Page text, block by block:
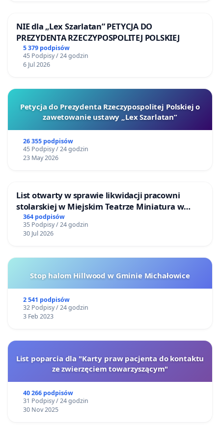
NIE dla „Lex Szarlatan” PETYCJA DO
PREZYDENTA RZECZYPOSPOLITEJ POLSKIEJ
5 379 podpisów
45 Podpisy / 24 godzin
6 Jul 2026
Petycja do Prezydenta Rzeczypospolitej Polskiej o
zawetowanie ustawy „Lex Szarlatan”
26 355 podpisów
45 Podpisy / 24 godzin
23 May 2026
List otwarty w sprawie likwidacji pracowni
stolarskiej w Miejskim Teatrze Miniatura w
Gdańsku
364 podpisów
35 Podpisy / 24 godzin
30 Jul 2026
Stop halom Hillwood w Gminie Michałowice
2 541 podpisów
32 Podpisy / 24 godzin
3 Feb 2023
List poparcia dla "Karty praw pacjenta do kontaktu
ze zwierzęciem towarzyszącym"
40 266 podpisów
31 Podpisy / 24 godzin
30 Nov 2025